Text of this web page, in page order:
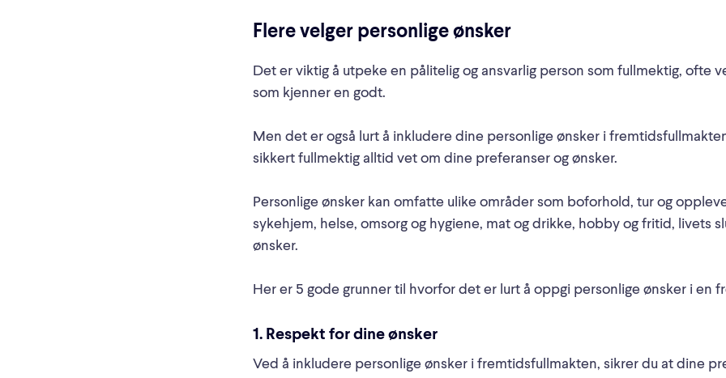
Flere velger personlige ønsker
Det er viktig å utpeke en pålitelig og ansvarlig person som fullmektig, ofte
som kjenner en godt.
Men det er også lurt å inkludere dine personlige ønsker i
sikkert fullmektig alltid vet om dine preferanser og ønsker.
Personlige ønsker kan omfatte ulike områder som boforhold, tur og
sykehjem, helse, omsorg og hygiene, mat og drikke, hobby og fritid, livets
ønsker.
Her er 5 gode grunner til hvorfor det er lurt å oppgi personlige ønsker i en
1. Respekt for dine ønsker
Ved å inkludere personlige ønsker i fremtidsfullmakten, sikrer du at dine